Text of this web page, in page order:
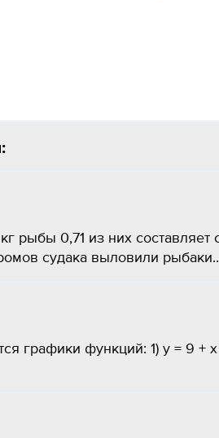
рыбы 0,71 из них составляет
судака выловили
графики функций: 1) y = 9 +